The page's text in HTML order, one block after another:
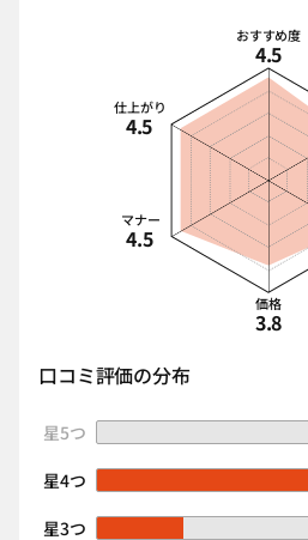
おすすめ度
4.5
価格
3.8
マナー
4.5
仕上がり
4.5
口コミ評価の分布
星5つ
星4つ
星3つ